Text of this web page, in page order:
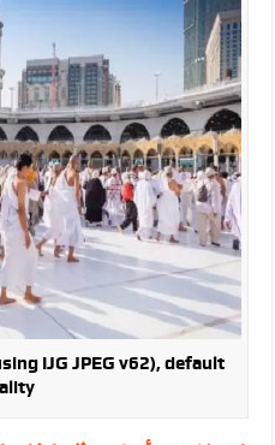
الأمن يتلف 16 مليون حبة كبتاجون و1480 كغم مواد مخدرة
النواب
القاضي يلتقي رؤساء
النواب على
دعوة المكلفين بخدمة العلم
الملكIJG JPEG v62), default